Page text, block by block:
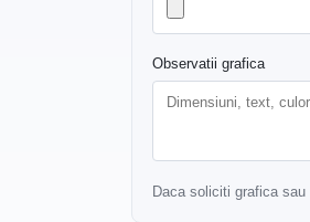
Observatii grafica
Daca soliciti grafica